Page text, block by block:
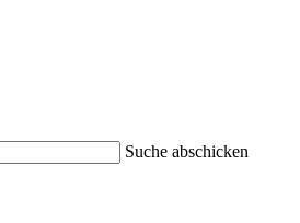
Suche abschicken